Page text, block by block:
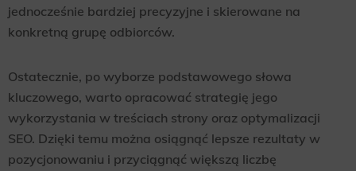
jednocześnie bardziej precyzyjne i skierowane na
konkretną grupę odbiorców.
Ostatecznie, po wyborze podstawowego słowa
kluczowego, warto opracować strategię jego
wykorzystania w treściach strony oraz optymalizacji
SEO. Dzięki temu można osiągnąć lepsze rezultaty w
pozycjonowaniu i przyciągnąć większą liczbę